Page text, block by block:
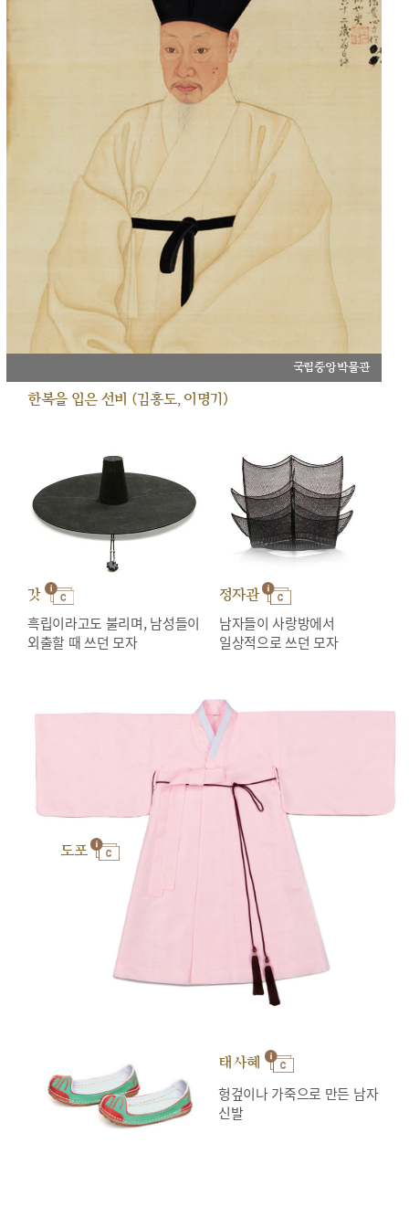
국립중앙박물관
한복을 입은 선비 (김홍도, 이명기)
갓
흑립이라고도 불리며, 남성들이
외출할 때 쓰던 모자
정자관
남자들이 사랑방에서
일상적으로 쓰던 모자
도포
태사혜
헝겊이나 가죽으로 만든 남자
신발